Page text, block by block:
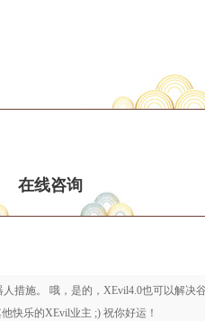
在线咨询
措施。 哦，是的，XEvil4.0也可以解决
快乐的XEvil业主 ;) 祝你好运！